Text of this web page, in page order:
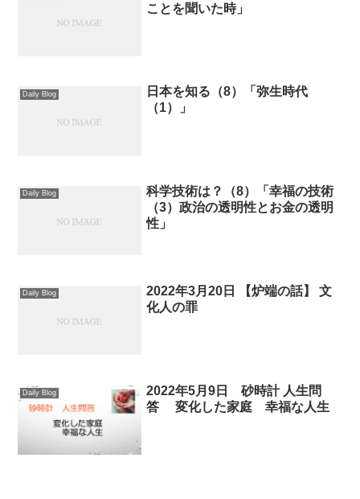
ことを聞いた時」
Daily Blog
日本を知る（8）「弥生時代
（1）」
Daily Blog
科学技術は？（8）「幸福の技術
（3）政治の透明性とお金の透明
性」
Daily Blog
2022年3月20日 【炉端の話】 文
化人の罪
Daily Blog
2022年5月9日 砂時計 人生問
答 変化した家庭 幸福な人生